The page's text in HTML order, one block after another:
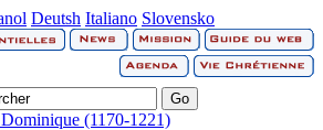
Deutsh Italiano Slovensko
(1170-1221)